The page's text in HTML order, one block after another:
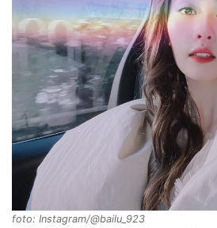
foto: Instagram/@bailu_923